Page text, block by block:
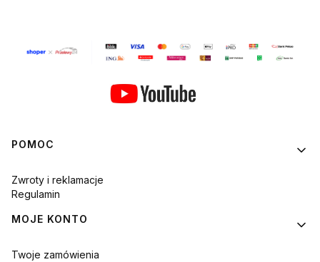
Linki w stopce
POMOC
Zwroty i reklamacje
Regulamin
MOJE KONTO
Twoje zamówienia